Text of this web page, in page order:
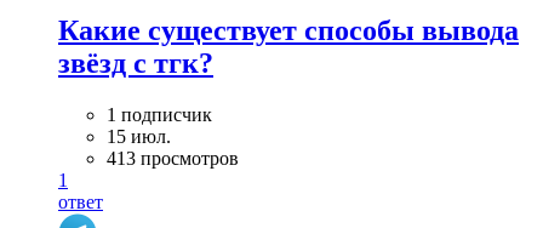
Какие существует способы вывода
звёзд с тгк?
1 подписчик
15 июл.
413 просмотров
1
ответ